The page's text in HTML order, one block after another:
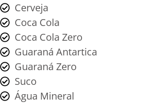
Cerveja
Coca Cola
Coca Cola Zero
Guaraná Antartica
Guaraná Zero
Suco
Água Mineral